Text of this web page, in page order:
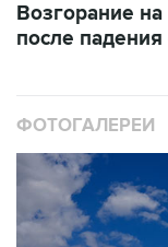
Возгорание
после
ФОТОГАЛЕРЕИ